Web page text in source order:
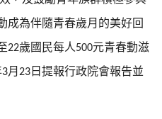
成為伴隨青春歲月的美好回
22歲國民每人500元青春動滋
3月 23 日提報行政院會報告並